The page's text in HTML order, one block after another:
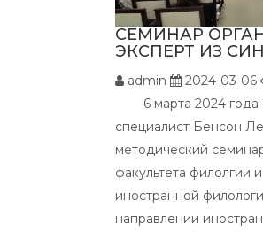
СЕМИНАР
ЭКСПЕРТ ИЗ
admin
2024-03-06
6 марта 2024 года
специалист Бенсон
методический
факультета филолгии
иностранной
направлении